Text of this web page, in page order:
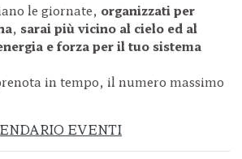
le giornate, organizzati per
, sarai più vicino al cielo ed al
e forza per il tuo sistema
in tempo, il numero massimo
EVENTI